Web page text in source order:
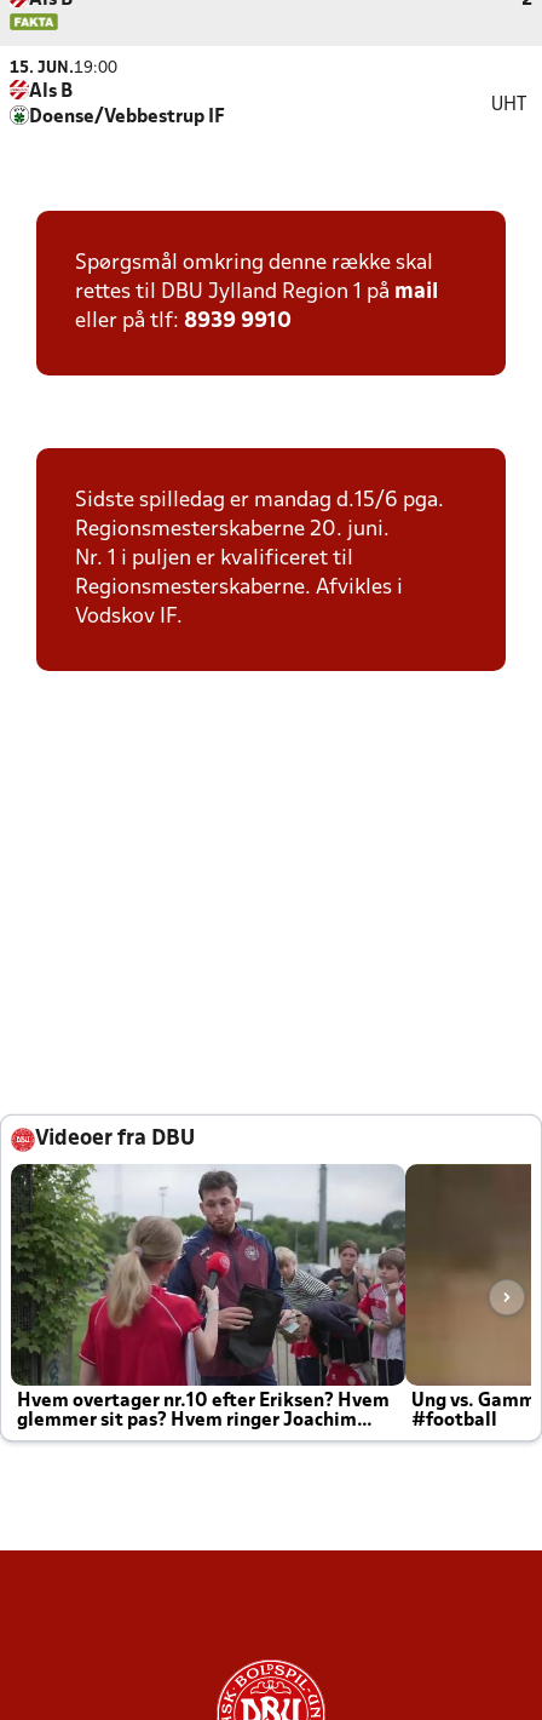
15. JUN.19:00
Als B
Doense/Vebbestrup IF
UHT
Spørgsmål omkring denne række skal
rettes til DBU Jylland Region 1 på mail
eller på tlf: 8939 9910
Sidste spilledag er mandag d.15/6 pga.
Regionsmesterskaberne 20. juni.
Nr. 1 i puljen er kvalificeret til
Regionsmesterskaberne. Afvikles i
Vodskov IF.
Videoer fra DBU
Hvem overtager nr.10 efter Eriksen? Hvem
glemmer sit pas? Hvem ringer Joachim
altid til efter kampe?
Ung vs.
#football